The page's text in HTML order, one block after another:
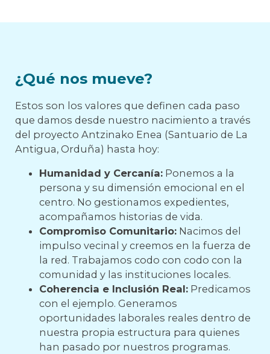
¿Qué nos mueve?
Estos son los valores que definen cada paso
que damos desde nuestro nacimiento a través
del proyecto Antzinako Enea (Santuario de La
Antigua, Orduña) hasta hoy:
Humanidad y Cercanía:Ponemos a la
persona y su dimensión emocional en el
centro. No gestionamos expedientes,
acompañamos historias de vida.
Compromiso Comunitario:Nacimos del
impulso vecinal y creemos en la fuerza de
la red. Trabajamos codo con codo con la
comunidad y las instituciones locales.
Coherencia e Inclusión Real:Predicamos
con el ejemplo. Generamos
oportunidades laborales reales dentro de
nuestra propia estructura para quienes
han pasado por nuestros programas.